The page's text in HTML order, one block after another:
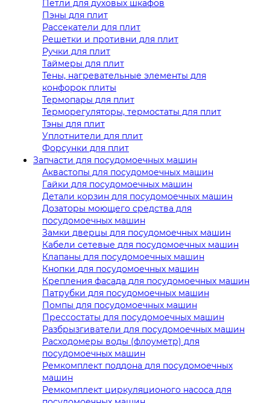
Петли для духовых шкафов
Пэны для плит
Рассекатели для плит
Решетки и противни для плит
Ручки для плит
Таймеры для плит
Тены, нагревательные элементы для
конфорок плиты
Термопары для плит
Терморегуляторы, термостаты для плит
Тэны для плит
Уплотнители для плит
Форсунки для плит
Запчасти для посудомоечных машин
Аквастопы для посудомоечных машин
Гайки для посудомоечных машин
Детали корзин для посудомоечных машин
Дозаторы моющего средства для
посудомоечных машин
Замки дверцы для посудомоечных машин
Кабели сетевые для посудомоечных машин
Клапаны для посудомоечных машин
Кнопки для посудомоечных машин
Крепления фасада для посудомоечных машин
Патрубки для посудомоечных машин
Помпы для посудомоечных машин
Прессостаты для посудомоечных машин
Разбрызгиватели для посудомоечных машин
Расходомеры воды (флоуметр) для
посудомоечных машин
Ремкомплект поддона для посудомоечных
машин
Ремкомплект циркуляционого насоса для